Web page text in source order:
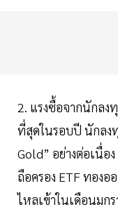
2. แรงซื้อจากนักล
ที่สุดในรอบปี นักลง
Gold” อย่างต่อเนื่อ
ถือครอง ETF ทอง
ไหลเข้าในเดือนมก